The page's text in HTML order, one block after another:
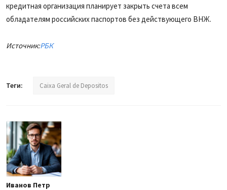
кредитная организация планирует закрыть счета всем
обладателям российских паспортов без действующего ВНЖ.
Источник:РБК
Теги: Caixa Geral de Depositos
Иванов Петр